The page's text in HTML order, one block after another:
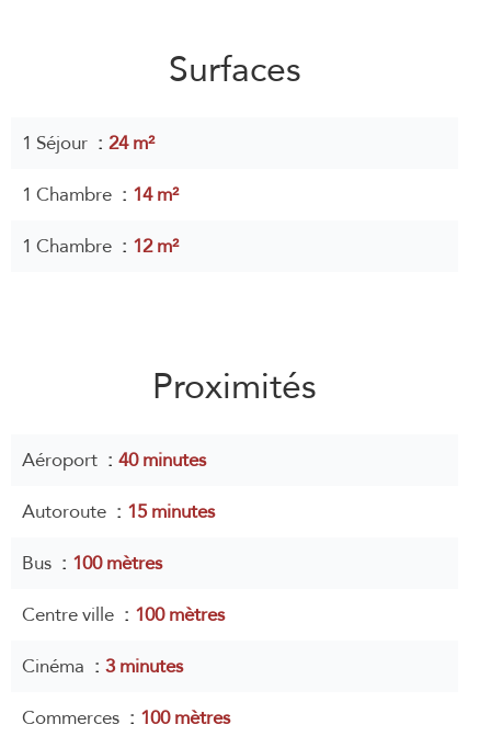
Surfaces
1 Séjour
24 m²
1 Chambre
14 m²
1 Chambre
12 m²
Proximités
Aéroport
40 minutes
Autoroute
15 minutes
Bus
100 mètres
Centre ville
100 mètres
Cinéma
3 minutes
Commerces
100 mètres